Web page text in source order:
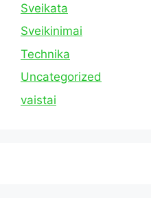
Sveikata
Sveikinimai
Technika
Uncategorized
vaistai